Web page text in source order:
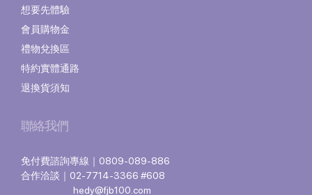
想要先體驗
會員購物金
禮物兌換區
特約實體通路
退換貨須知
聯絡我們
免付費諮詢專線｜0809-089-886
合作洽談｜02-7714-3366 #608
hedy@fjb100.com